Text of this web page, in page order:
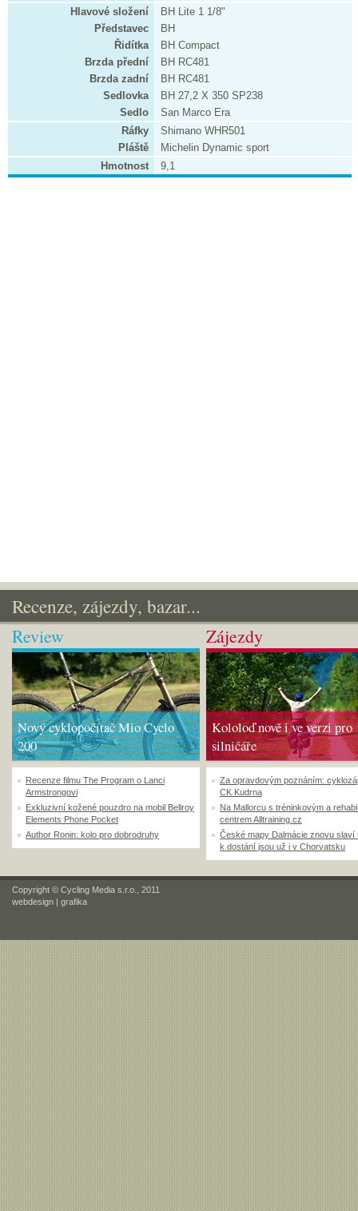
Hlavové složení
BH Lite 1 1/8"
Představec
BH
Řidítka
BH Compact
Brzda přední
BH RC481
Brzda zadní
BH RC481
Sedlovka
BH 27,2 X 350 SP238
Sedlo
San Marco Era
Ráfky
Shimano WHR501
Pláště
Michelin Dynamic sport
Hmotnost
9,1
Recenze, zájezdy, bazar...
Review
Nový cyklopočítač Mio Cyclo
200
Recenze filmu The Program o Lanci
Armstrongovi
Exkluzivní kožené pouzdro na mobil Bellroy
Elements Phone Pocket
Author Ronin: kolo pro dobrodruhy
Zájezdy
Kololoď nově i ve verzi pro
silničáře
Za opravdovým poznáním:
CK Kudrna
Na Mallorcu s tréninkovým a
centrem Alltraining.cz
České mapy Dalmácie znovu slaví
k dostání jsou už i v Chorvatsku
Copyright © Cycling Media s.r.o., 2011
webdesign | grafika